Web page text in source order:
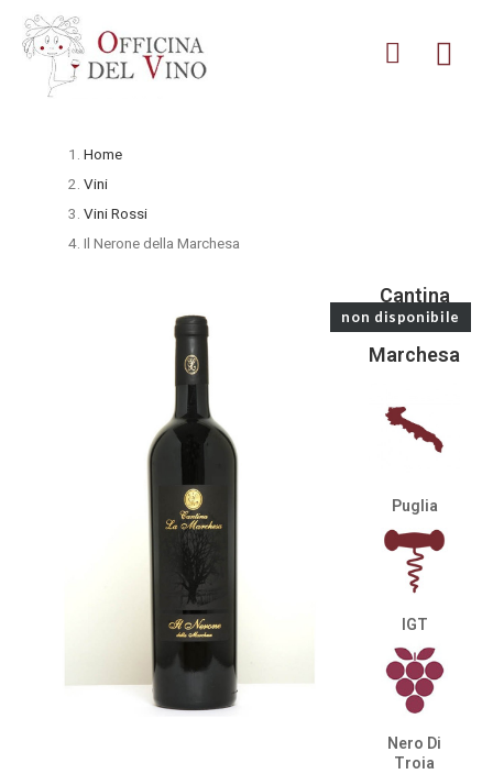
Home
Vini
Vini Rossi
Il Nerone della Marchesa
non disponibile
Cantina
La
Marchesa
Puglia
IGT
Nero Di
Troia